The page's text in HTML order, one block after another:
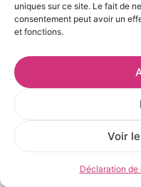
uniques sur ce site. Le fait de
consentement peut avoir un
et fonctions.
Voir
Déclaration